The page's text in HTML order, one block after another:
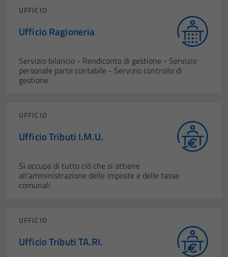
UFFICIO
Ufficio Ragioneria
Servizio bilancio - Rendiconto di gestione - Servizio
personale parte contabile - Servizio controllo di
gestione
UFFICIO
Ufficio Tributi I.M.U.
Si occupa di tutto ciò che si attiene
all'amministrazione delle imposte e delle tasse
comunali
UFFICIO
Ufficio Tributi TA.RI.